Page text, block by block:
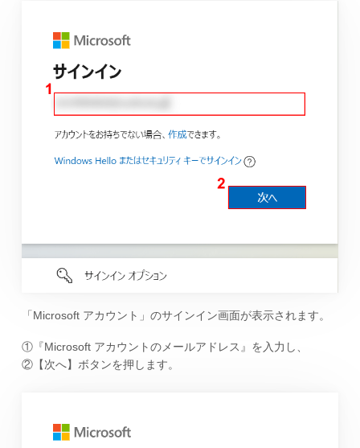
「Microsoft アカウント」のサインイン画面が表示されます。
①『Microsoft アカウントのメールアドレス』を入力し、
②【次へ】ボタンを押します。